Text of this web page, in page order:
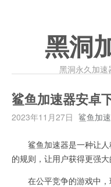
黑洞
黑洞永久加速
鲨鱼加速器安卓
2023年11月27日 鲨鱼加
鲨鱼加速器是一种让人
的规则，让用户获得更强大
在公平竞争的游戏中，